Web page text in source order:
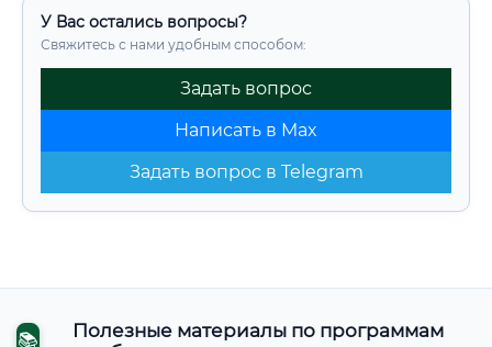
У Вас остались вопросы?
Свяжитесь с нами удобным способом:
Задать вопрос
Написать в Max
Задать вопрос в Telegram
📚
Полезные материалы по программам